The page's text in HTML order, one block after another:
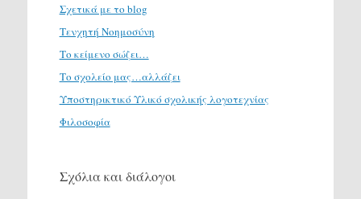
Σχετικά με το blog
Τενχητή Νοημοσύνη
Το κείμενο σώζει…
Το σχολείο μας…αλλάζει
Υποστηρικτικό Υλικό σχολικής λογοτεχνίας
Φιλοσοφία
Σχόλια και διάλογοι